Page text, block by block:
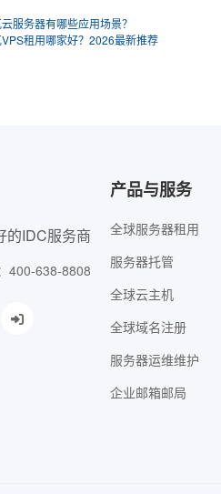
服务器有哪些应用场景？
租用哪家好？2026最新推荐
的IDC服务商
400-638-8808
产品与服务
全球服务器租用
服务器托管
全球云主机
全球域名注册
服务器运维维护
企业邮箱邮局